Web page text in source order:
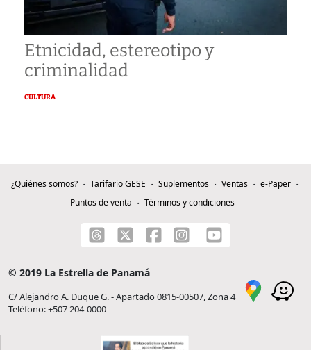
Etnicidad, estereotipo y
criminalidad
CULTURA
¿Quiénes somos? Tarifario GESE Suplementos Ventas
e-Paper
Puntos de venta
Términos y condiciones
© 2019 La Estrella de Panamá
C/ Alejandro A. Duque G. - Apartado 0815-00507, Zona 4
Teléfono: +507 204-0000